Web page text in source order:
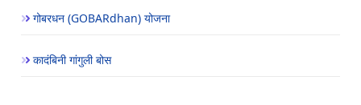
गोबरधन (GOBARdhan) योजना
कादंबिनी गांगुली बोस